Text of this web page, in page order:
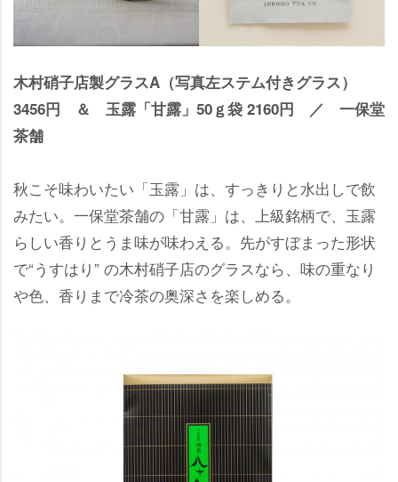
木村硝子店製グラスA（写真左ステム付きグラス）
3456円 ＆ 玉露「甘露」50ｇ袋 2160円 ／ 一保堂
茶舗
秋こそ味わいたい「玉露」は、すっきりと水出しで飲
みたい。一保堂茶舗の「甘露」は、上級銘柄で、玉露
らしい香りとうま味が味わえる。先がすぼまった形状
で“うすはり” の木村硝子店のグラスなら、味の重なり
色、香りまで冷茶の奥深さを楽しめる。